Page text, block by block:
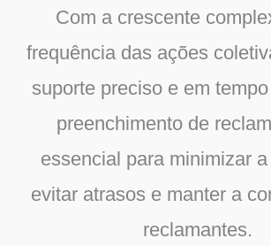
Com a crescente
frequência das ações
suporte preciso e em
preenchimento de
essencial para minimizar
evitar atrasos e manter a
reclamantes.